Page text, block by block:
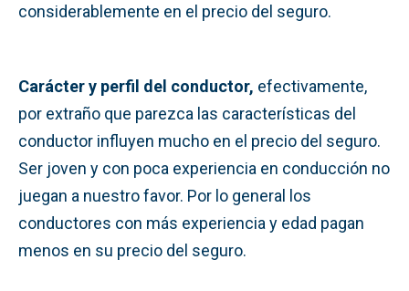
considerablemente en el precio del seguro.
Carácter y perfil del conductor, efectivamente,
por extraño que parezca las características del
conductor influyen mucho en el precio del seguro.
Ser joven y con poca experiencia en conducción no
juegan a nuestro favor. Por lo general los
conductores con más experiencia y edad pagan
menos en su precio del seguro.